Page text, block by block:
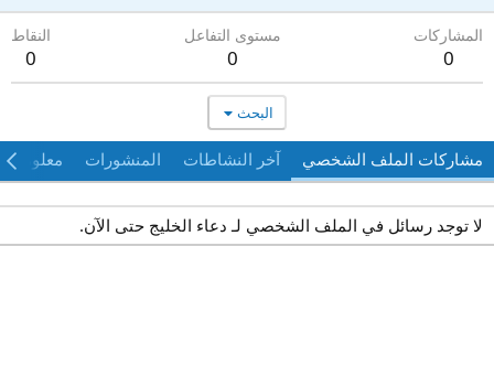
المشاركات
0
مستوى التفاعل
0
النقاط
0
البحث
مشاركات الملف الشخصي آخر النشاطات المنشورات معلومات
لا توجد رسائل في الملف الشخصي لـ دعاء الخليج حتى الآن.